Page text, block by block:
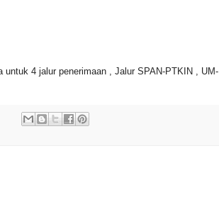
4 jalur penerimaan , Jalur SPAN-PTKIN , UM-